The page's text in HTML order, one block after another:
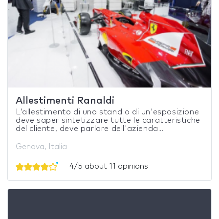
Allestimenti Ranaldi
L'allestimento di uno stand o di un'esposizione
deve saper sintetizzare tutte le caratteristiche
del cliente, deve parlare dell'azienda...
Genova, Italia
4/5 about 11 opinions